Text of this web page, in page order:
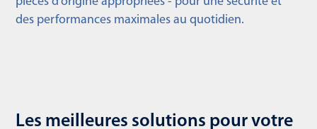
des performances maximales au quotidien.
Les meilleures solutions pour votre